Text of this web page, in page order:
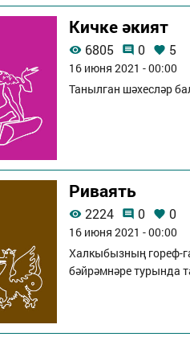
Кичке әкият
6805 0 5
16 июня 2021 - 00:00
Танылган шәхесләр
Риваять
2224 0 0
16 июня 2021 - 00:00
Халкыбызның гореф-
бәйрәмнәре турында